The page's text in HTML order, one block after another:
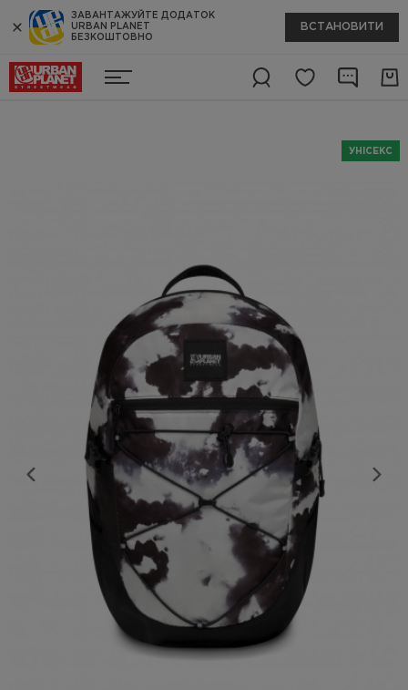
ЗАВАНТАЖУЙТЕ ДОДАТОК
URBAN PLANET
БЕЗКОШТОВНО
ВСТАНОВИТИ
УНІСЕКС